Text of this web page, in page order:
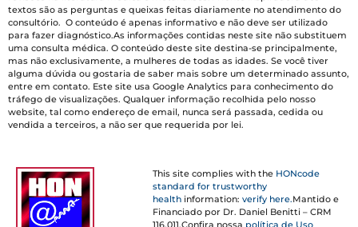
textos são as perguntas e queixas feitas diariamente no atendimento do
consultório. O conteúdo é apenas informativo e não deve ser utilizado
para fazer diagnóstico.As informações contidas neste site não substituem
uma consulta médica. O conteúdo deste site destina-se principalmente,
mas não exclusivamente, a mulheres de todas as idades. Se você tiver
alguma dúvida ou gostaria de saber mais sobre um determinado assunto,
entre em contato. Este site usa Google Analytics para conhecimento do
tráfego de visualizações. Qualquer informação recolhida pelo nosso
website, tal como endereço de email, nunca será passada, cedida ou
vendida a terceiros, a não ser que requerida por lei.
This site complies with the HONcode
standard for trustworthy
health information:verify here.Mantido e
Financiado por Dr. Daniel Benitti – CRM
116.011.Confira nossa política de Uso